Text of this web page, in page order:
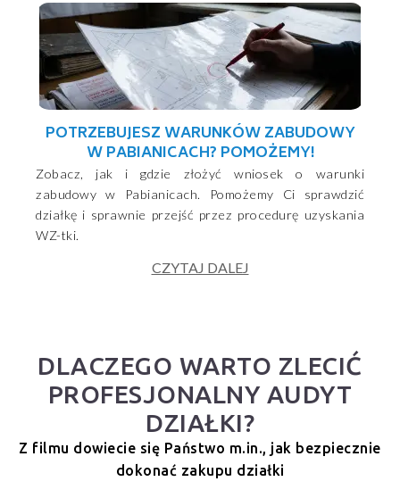
POTRZEBUJESZ WARUNKÓW ZABUDOWY
W PABIANICACH? POMOŻEMY!
Zobacz, jak i gdzie złożyć wniosek o warunki
zabudowy w Pabianicach. Pomożemy Ci sprawdzić
działkę i sprawnie przejść przez procedurę uzyskania
WZ-tki.
CZYTAJ DALEJ
DLACZEGO WARTO ZLECIĆ
PROFESJONALNY AUDYT
DZIAŁKI?
Z filmu dowiecie się Państwo m.in., jak bezpiecznie
dokonać zakupu działki